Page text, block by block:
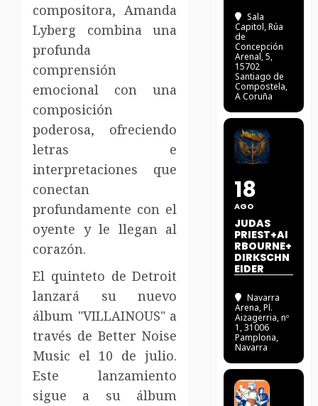
compositora, Amanda
Lyberg combina una
profunda
comprensión
emocional con una
composición
poderosa, ofreciendo
letras e
interpretaciones que
conectan
profundamente con el
oyente y le llegan al
corazón.
El quinteto de Detroit
lanzará su nuevo
álbum "VILLAINOUS" a
través de Better Noise
Music el 10 de julio.
Este lanzamiento
sigue a su álbum
Sala
Capitol, Rúa
de
Concepción
Arenal, 5,
15702
Santiago de
Compostela,
A Coruña
18
AGO
JUDAS
PRIEST+AI
RBOURNE+
DIRKSCHN
EIDER
Navarra
Arena, Pl.
Aizagerria, nº
1, 31006
Pamplona,
Navarra